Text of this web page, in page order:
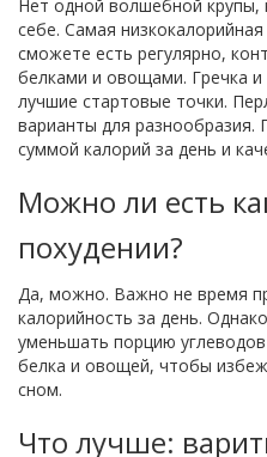
Нет одной волшебной
себе. Самая
сможете есть регулярно,
белками и овощами. Гречка и
лучшие стартовые точки.
варианты для разнообразия.
суммой калорий за день и
Можно ли есть
похудении?
Да, можно. Важно не время
калорийность за день.
уменьшать порцию
белка и овощей, чтобы
сном.
Что лучше: